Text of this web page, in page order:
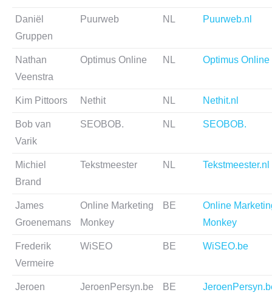
Daniël
Gruppen
Puurweb NL Puurweb.nl
Nathan
Veenstra
Optimus Online NL Optimus Online
Kim Pittoors Nethit NL Nethit.nl
Bob van
Varik
SEOBOB. NL SEOBOB.
Michiel
Brand
Tekstmeester NL Tekstmeester.nl
James
Groenemans
Online Marketing
Monkey
BE
Online
Monkey
Frederik
Vermeire
WiSEO BE WiSEO.be
Jeroen
JeroenPersyn.be BE